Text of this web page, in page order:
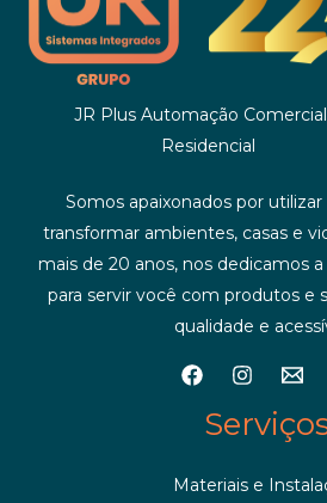
JR Plus Automação
Residencial
Somos apaixonados por
transformar ambientes, casas e
mais de 20 anos, nos dedicamos
para servir você com produtos e
qualidade e
Materiais e